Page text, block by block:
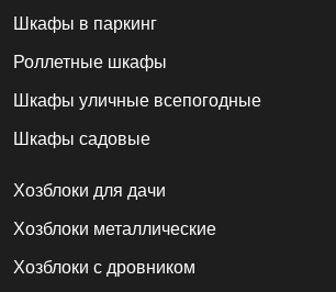
Шкафы в паркинг
Роллетные шкафы
Шкафы уличные всепогодные
Шкафы садовые
Хозблоки для дачи
Хозблоки металлические
Хозблоки с дровником